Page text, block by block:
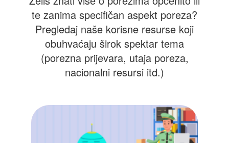
te zanima specifičan aspekt poreza?
Pregledaj naše korisne resurse koji
obuhvaćaju širok spektar tema
(porezna prijevara, utaja poreza,
nacionalni resursi itd.)